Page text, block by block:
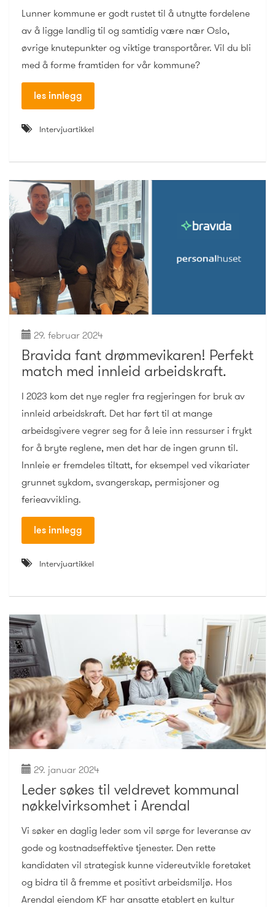
Lunner kommune er godt rustet til å utnytte fordelene
av å ligge landlig til og samtidig være nær Oslo,
øvrige knutepunkter og viktige transportårer. Vil du bli
med å forme framtiden for vår kommune?
les innlegg
Intervjuartikkel
29. februar 2024
Bravida fant drømmevikaren! Perfekt
match med innleid arbeidskraft.
I 2023 kom det nye regler fra regjeringen for bruk av
innleid arbeidskraft. Det har ført til at mange
arbeidsgivere vegrer seg for å leie inn ressurser i frykt
for å bryte reglene, men det har de ingen grunn til.
Innleie er fremdeles tiltatt, for eksempel ved vikariater
grunnet sykdom, svangerskap, permisjoner og
ferieavvikling.
les innlegg
Intervjuartikkel
29. januar 2024
Leder søkes til veldrevet kommunal
nøkkelvirksomhet i Arendal
Vi søker en daglig leder som vil sørge for leveranse av
gode og kostnadseffektive tjenester. Den rette
kandidaten vil strategisk kunne videreutvikle foretaket
og bidra til å fremme et positivt arbeidsmiljø. Hos
Arendal eiendom KF har ansatte etablert en kultur